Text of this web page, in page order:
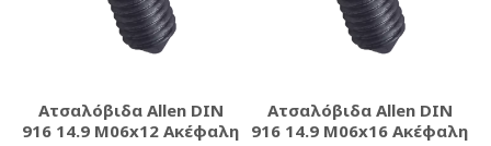
Ατσαλόβιδα Allen DIN
916 14.9 M06x12 Ακέφαλη
Ατσαλόβιδα Allen DIN
916 14.9 M06x16 Ακέφαλη